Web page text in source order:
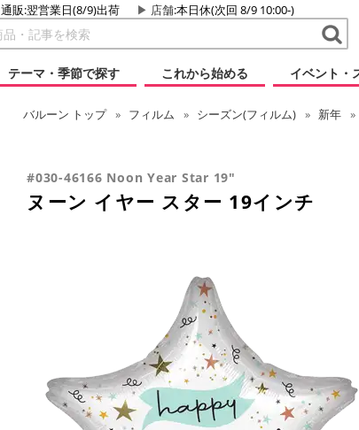
通販:翌営業日(8/9)出荷 店舗:本日休(次回 8/9 10:00-)
テーマ・季節で探す
これから始める イベント・
バルーン トップ フィルム シーズン(フィルム) 新年
#030-46166 Noon Year Star 19"
ヌーン イヤー スター 19インチ